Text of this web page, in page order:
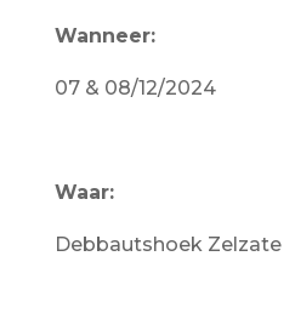
Wanneer:
07 & 08/12/2024
Waar:
Debbautshoek Zelzate